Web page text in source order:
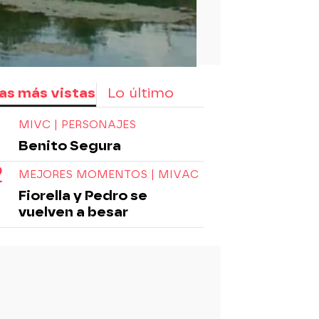
más vistas Lo último
MIVC | PERSONAJES
Benito Segura
MEJORES MOMENTOS | MIVAC
Fiorella y Pedro se
vuelven a besar